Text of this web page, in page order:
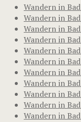
Wandern in
Wandern in
Wandern in
Wandern in
Wandern in
Wandern in
Wandern in
Wandern in
Wandern in
Wandern in
Wandern in